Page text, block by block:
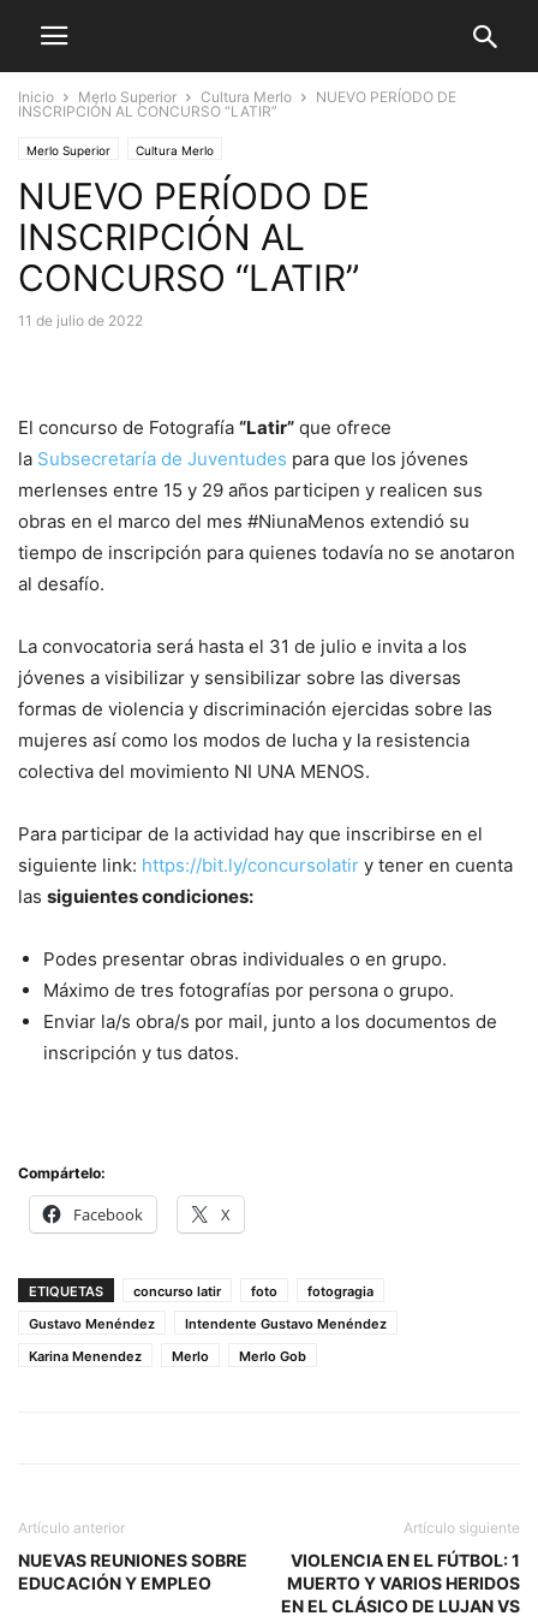
Inicio Merlo Superior Cultura Merlo
NUEVO PERÍODO DE
INSCRIPCIÓN AL CONCURSO “LATIR”
Merlo Superior Cultura Merlo
NUEVO PERÍODO DE
INSCRIPCIÓN AL
CONCURSO “LATIR”
11 de julio de 2022
El concurso de Fotografía “Latir” que ofrece
la Subsecretaría de Juventudes para que los jóvenes
merlenses entre 15 y 29 años participen y realicen sus
obras en el marco del mes #NiunaMenos extendió su
tiempo de inscripción para quienes todavía no se anotaron
al desafío.
La convocatoria será hasta el 31 de julio e invita a los
jóvenes a visibilizar y sensibilizar sobre las diversas
formas de violencia y discriminación ejercidas sobre las
mujeres así como los modos de lucha y la resistencia
colectiva del movimiento NI UNA MENOS.
Para participar de la actividad hay que inscribirse en el
siguiente link: https://bit.ly/concursolatir y tener en cuenta
las siguientes condiciones:
Podes presentar obras individuales o en grupo.
Máximo de tres fotografías por persona o grupo.
Enviar la/s obra/s por mail, junto a los documentos de
inscripción y tus datos.
Compártelo:
Facebook X
ETIQUETAS concurso latir foto
fotogragia
Gustavo Menéndez
Intendente Gustavo Menéndez
Karina Menendez
Merlo Merlo Gob
Artículo anterior
NUEVAS REUNIONES SOBRE
EDUCACIÓN Y EMPLEO
Artículo siguiente
VIOLENCIA EN EL FÚTBOL: 1
MUERTO Y VARIOS HERIDOS
EN EL CLÁSICO DE LUJAN VS